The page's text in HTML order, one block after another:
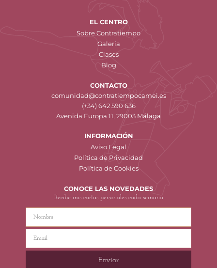
EL CENTRO
Sobre Contratiempo
Galería
Clases
Blog
CONTACTO
comunidad@contratiempocamei.es
(+34) 642 590 636
Avenida Europa 11, 29003 Málaga
INFORMACIÓN
Aviso Legal
Política de Privacidad
Política de Cookies
CONOCE LAS NOVEDADES
Recibe mis cartas personales cada semana
Enviar